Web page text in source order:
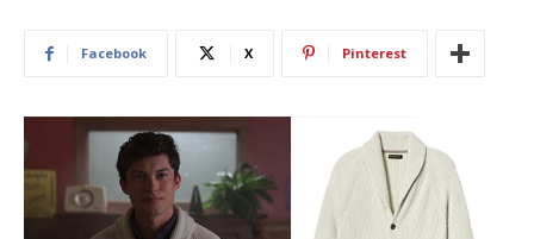
Facebook X Pinterest